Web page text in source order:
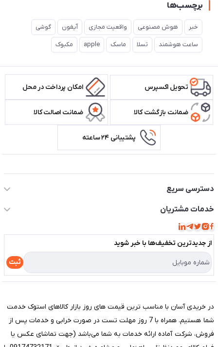
برچسب‌ها
خبر هوش مصنوعی واقعیت مجازی آیفون گوشی
ساعت هوشمند تسلا ماسک apple مکبوک
تحویل اکسپرس امکان پرداخت در محل
ضمانت بازگشت کالا ضمانت اصالت کالا
پشتیبانی ۲۴ ساعته
دسترسی سریع
حساب کاربری
مجله فروشگاه
لیست محصولات
درباره ما
تماس با ما
خدمات مشتریان
قوانین و مقررات
حریم خصوصی
راهنما
از جدید‌ترین تخفیف‌ها با‌ خبر شوید
ثبت
در خریدی آسان با مناسب ترین قیمت های روز بازار کالاهای استوک خدمت
شما هستیم. همراه با 7 روز مهلت تست در صورت خرابی و خدمات پس از
فروش، شرکت آماده ارائه خدمات به شما می‌باشد (جهت تماشای عکس یا